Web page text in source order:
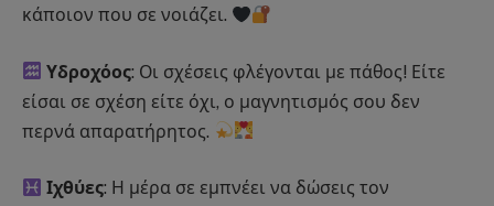
κάποιον που σε νοιάζει.
Υδροχόος: Οι σχέσεις φλέγονται με πάθος! Είτε
είσαι σε σχέση είτε όχι, ο μαγνητισμός σου δεν
περνά απαρατήρητος.
Ιχθύες: Η μέρα σε εμπνέει να δώσεις τον